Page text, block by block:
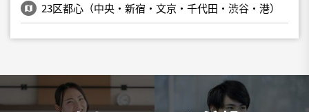
23区都心（中央・新宿・文京・千代田・渋谷・港）